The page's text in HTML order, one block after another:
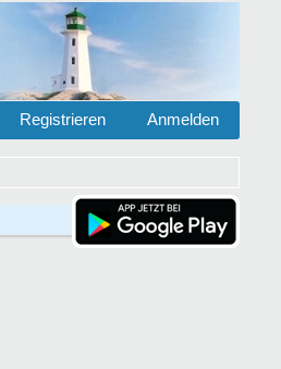
Anmelden
Registrieren